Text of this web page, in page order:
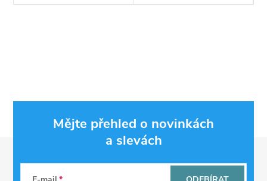
Mějte přehled o novinkách
a slevách